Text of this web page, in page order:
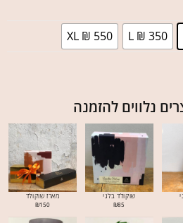
L ₪ 350
XL ₪ 550
נלווים להזמנה
שוקולד בלגי
₪85
מארז שוקולד
₪150